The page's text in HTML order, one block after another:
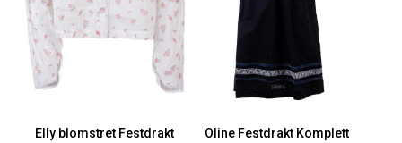
Elly blomstret Festdrakt
Oline Festdrakt Komplett